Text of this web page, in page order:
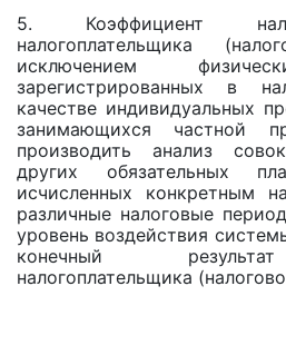
5. Коэффициент
налогоплательщика
исключением
зарегистрированных в
качестве индивидуальных
занимающихся частной
производить анализ
других обязательных
исчисленных конкретным
различные налоговые
уровень воздействия
конечный
налогоплательщика